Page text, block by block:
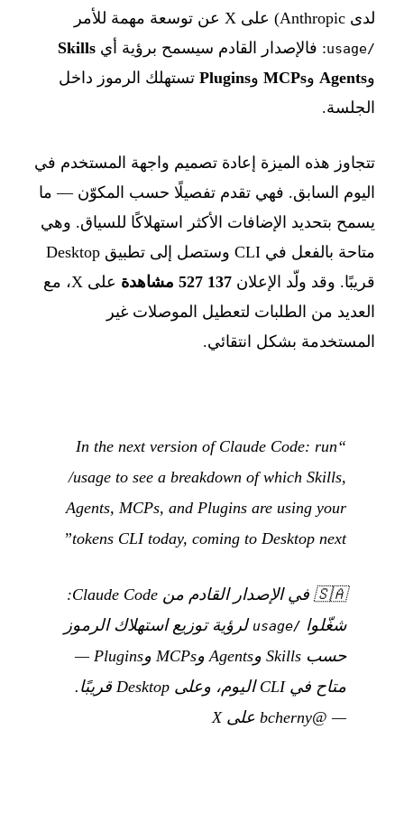
لدى Anthropic) على X عن توسعة مهمة للأمر
/usage : فالإصدار القادم سيسمح برؤية أي Skills
وAgents وMCPs وPlugins تستهلك الرموز داخل
الجلسة.
تتجاوز هذه الميزة إعادة تصميم واجهة المستخدم في
اليوم السابق. فهي تقدم تفصيلًا حسب المكوّن — ما
يسمح بتحديد الإضافات الأكثر استهلاكًا للسياق. وهي
متاحة بالفعل في CLI وستصل إلى تطبيق Desktop
قريبًا. وقد ولّد الإعلان 137 527 مشاهدة
على X، مع
العديد من الطلبات لتعطيل الموصلات غير
المستخدمة بشكل انتقائي.
“In the next version of Claude Code: run
/usage to see a breakdown of which Skills,
Agents, MCPs, and Plugins are using your
tokens CLI today, coming to Desktop next”
🇸🇦
في الإصدار القادم من Claude Code:
شغّلوا /usage
لرؤية توزيع استهلاك الرموز
حسب Skills وAgents وMCPs وPlugins —
متاح في CLI اليوم، وعلى Desktop قريبًا.
— @bcherny على X